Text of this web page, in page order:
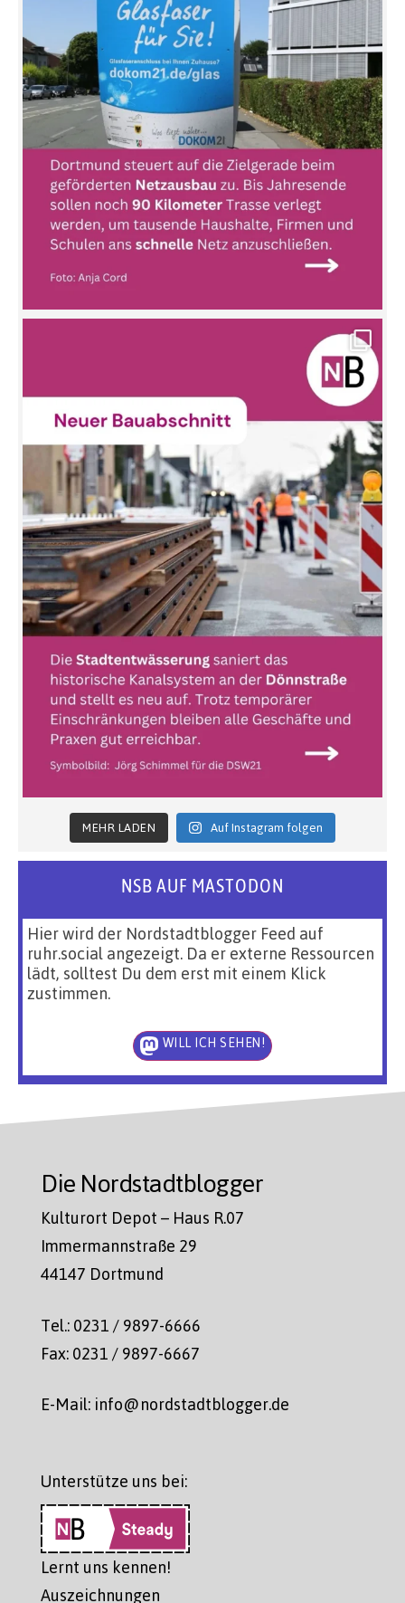
MEHR LADEN Auf Instagram folgen
NSB AUF MASTODON
Hier wird der Nordstadtblogger Feed auf
ruhr.social angezeigt. Da er externe Ressourcen
lädt, solltest Du dem erst mit einem Klick
zustimmen.
WILL ICH SEHEN!
Die Nordstadtblogger
Kulturort Depot – Haus R.07
Immermannstraße 29
44147 Dortmund
Tel.: 0231 / 9897-6666
Fax: 0231 / 9897-6667
E-Mail: info@nordstadtblogger.de
Unterstütze uns bei:
Lernt uns kennen!
Auszeichnungen